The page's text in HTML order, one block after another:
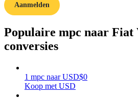
Leer hoe u winstgevend kunt blijven
Verdienen
Aanmelden
Populaire mpc naar Fiat
conversies
1 mpc naar USD$0
Koop met USD